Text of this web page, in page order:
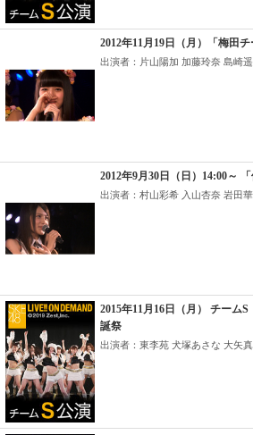
2012年11月19日（月）「梅田
出演者：片山陽加 加藤玲奈 島崎遥
2012年9月30日（日）14:00～
出演者：村山彩希 入山杏奈 岩田華
2015年11月16日（月） チーム
誕祭
出演者：東李苑 犬塚あさな 大矢真